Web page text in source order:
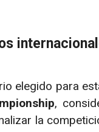
elegido para
,
la